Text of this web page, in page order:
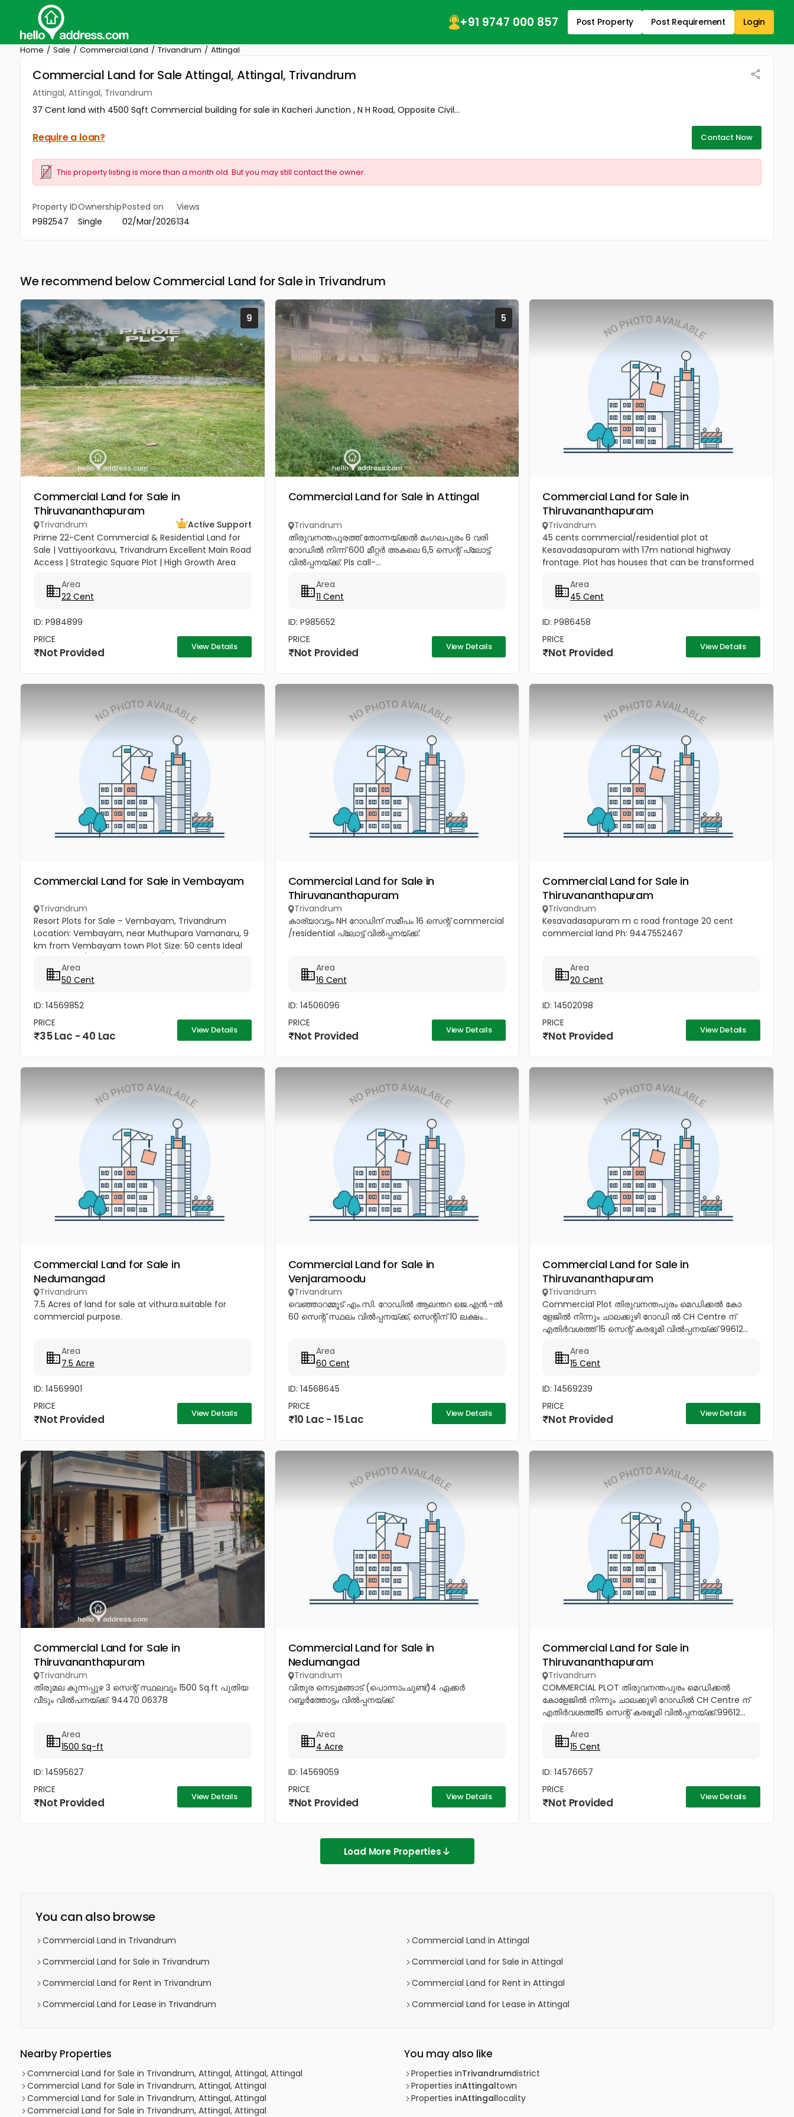
+91 9747 000 857 Post Property Post Requirement Login
Home Sale Commercial Land Trivandrum Attingal
Commercial Land for Sale Attingal, Attingal, Trivandrum
Attingal, Attingal, Trivandrum
37 Cent land with 4500 Sqft Commercial building for sale in Kacheri Junction , N H Road, Opposite Civil...
Require a loan? Contact Now
This property listing is more than a month old. But you may still contact the owner.
Property ID
P982547
Ownership
Single
Posted on
02/Mar/2026
Views
134
We recommend below Commercial Land for Sale in Trivandrum
9
Commercial Land for Sale in
Thiruvananthapuram
Trivandrum
Active Support
Prime 22-Cent Commercial & Residential Land for
Sale | Vattiyoorkavu, Trivandrum Excellent Main Road
Access | Strategic Square Plot | High Growth Area
Trivandrum’s...
Area
22 Cent
ID: P984899
PRICE
Not Provided View Details
5
Commercial Land for Sale in Attingal
Trivandrum
തിരുവനന്തപുരത്ത് തോന്നയ്ക്കൽ മംഗലപുരം 6 വരി
റോഡിൽ നിന്ന് 600 മീറ്റർ അകലെ 6,5 സെന്റ് പ്ലോട്ട്
വിൽപ്പനയ്ക്ക്. Pls call-...
Area
11 Cent
ID: P985652
PRICE
Not Provided View Details
Commercial Land for Sale in
Thiruvananthapuram
Trivandrum
45 cents commercial/residential plot at
Kesavadasapuram with 17m national highway
frontage. Plot has houses that can be transformed
office. Brokers please excuse....
Area
45 Cent
ID: P986458
PRICE
Not Provided View Details
Commercial Land for Sale in Vembayam
Trivandrum
Resort Plots for Sale – Vembayam, Trivandrum
Location: Vembayam, near Muthupara Vamanaru, 9
km from Vembayam town Plot Size: 50 cents Ideal
Price: ₹75,000 per cent → Total...
Area
50 Cent
ID: 14569852
PRICE
35 Lac - 40 Lac View Details
Commercial Land for Sale in
Thiruvananthapuram
Trivandrum
കാര്യാവട്ടം NH റോഡിന് സമീപം 16 സെന്റ് commercial
/residential പ്ലോട്ട് വിൽപ്പനയ്ക്ക്.
Area
16 Cent
ID: 14506096
PRICE
Not Provided View Details
Commercial Land for Sale in
Thiruvananthapuram
Trivandrum
Kesavadasapuram m c road frontage 20 cent
commercial land Ph: 9447552467
Area
20 Cent
ID: 14502098
PRICE
Not Provided View Details
Commercial Land for Sale in
Nedumangad
Trivandrum
7.5 Acres of land for sale at vithura.suitable for
commercial purpose.
Area
7.5 Acre
ID: 14569901
PRICE
Not Provided View Details
Commercial Land for Sale in
Venjaramoodu
Trivandrum
വെഞ്ഞാറമ്മൂട് എം.സി. റോഡിൽ ആലന്തറ ജെ.എൻ.-ൽ
60 സെന്റ് സ്ഥലം വിൽപ്പനയ്ക്ക്, സെന്റിന് 10 ലക്ഷം...
Area
60 Cent
ID: 14568645
PRICE
10 Lac - 15 Lac View Details
Commercial Land for Sale in
Thiruvananthapuram
Trivandrum
Commercial Plot തിരുവനന്തപുരം മെഡിക്കൽ കോ
ളേജിൽ നിന്നും ചാലക്കുഴി റോഡി ൽ CH Centre ന്
എതിർവശത്ത് 15 സെന്റ് കരഭൂമി വിൽപ്പനയ്ക്ക് 99612...
Area
15 Cent
ID: 14569239
PRICE
Not Provided View Details
Commercial Land for Sale in
Thiruvananthapuram
Trivandrum
തിരുമല കുന്നപ്പുഴ 3 സെന്റ് സ്ഥലവും 1500 Sq.ft പുതിയ
വീടും വിൽപനയ്ക്ക്. 94470 06378
Area
1500 Sq-ft
ID: 14595627
PRICE
Not Provided View Details
Commercial Land for Sale in
Nedumangad
Trivandrum
വിതുര നെടുമങ്ങാട് (പൊന്നാംചുണ്ട്)4 ഏക്കർ
റബ്ബർത്തോട്ടം വിൽപ്പനയ്ക്ക്.
Area
4 Acre
ID: 14569059
PRICE
Not Provided View Details
Commercial Land for Sale in
Thiruvananthapuram
Trivandrum
COMMERCIAL PLOT തിരുവനന്തപുരം മെഡിക്കൽ
കോളേജിൽ നിന്നും ചാലക്കുഴി റോഡിൽ CH Centre ന്
എതിർവശത്ത്15 സെന്റ് കരഭൂമി വിൽപ്പനയ്ക്ക്.99612...
Area
15 Cent
ID: 14576657
PRICE
Not Provided View Details
Load More Properties
You can also browse
Commercial Land in Trivandrum
Commercial Land in Attingal
Commercial Land for Sale in Trivandrum
Commercial Land for Sale in Attingal
Commercial Land for Rent in Trivandrum
Commercial Land for Rent in Attingal
Commercial Land for Lease in Trivandrum
Commercial Land for Lease in Attingal
Nearby Properties
Commercial Land for Sale in Trivandrum, Attingal, Attingal, Attingal
Commercial Land for Sale in Trivandrum, Attingal, Attingal
Commercial Land for Sale in Trivandrum, Attingal, Attingal
Commercial Land for Sale in Trivandrum, Attingal, Attingal
You may also like
Properties inTrivandrumdistrict
Properties inAttingaltown
Properties inAttingallocality